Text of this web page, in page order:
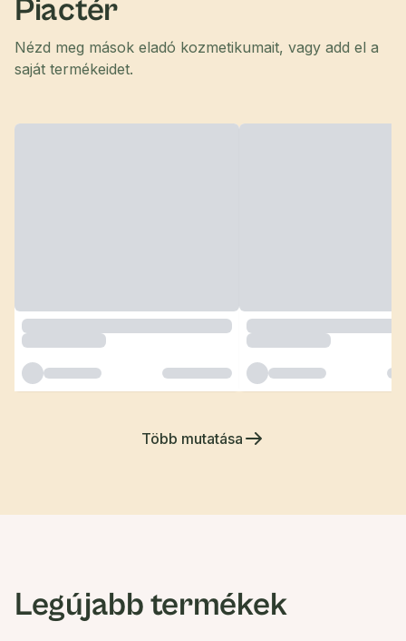
Piactér
Nézd meg mások eladó kozmetikumait, vagy add el a
saját termékeidet.
Több mutatása
Legújabb termékek